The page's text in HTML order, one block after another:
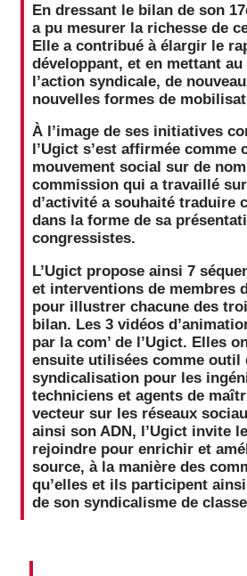
En dressant le bilan de son
a pu mesurer la richesse de
Elle a contribué à élargir le
développant, et en mettant au
l’action syndicale, de
nouvelles formes de
À l’image de ses initiatives
l’Ugict s’est affirmée comme
mouvement social sur de
commission qui a travaillé
d’activité a souhaité traduire
dans la forme de sa
congressistes.
L’Ugict propose ainsi 7
et interventions de membres
pour illustrer chacune des
bilan. Les 3 vidéos
par la com’ de l’Ugict. Elles
ensuite utilisées comme outil
syndicalisation pour les
techniciens et agents de
vecteur sur les réseaux
ainsi son ADN, l’Ugict invite
rejoindre pour enrichir et
source, à la manière des
qu’elles et ils participent
de son syndicalisme de